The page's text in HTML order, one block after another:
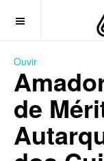
Ouvir
de